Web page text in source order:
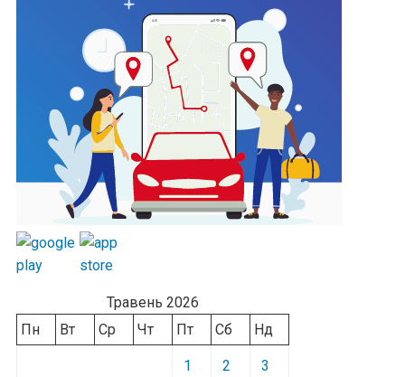
Травень 2026
Пн
Вт Ср Чт Пт Сб Нд
1 2 3